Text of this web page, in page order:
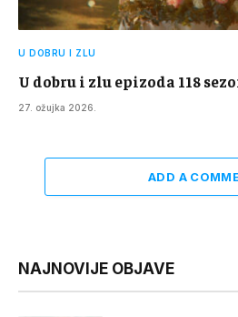
U DOBRU I ZLU
U dobru i zlu epizoda 118
27. ožujka 2026.
ADD A
NAJNOVIJE OBJAVE